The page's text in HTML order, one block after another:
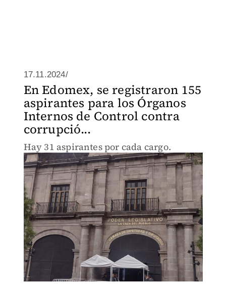
17.11.2024/
En Edomex, se registraron 155
aspirantes para los Órganos
Internos de Control contra
corrupció...
Hay 31 aspirantes por cada cargo.